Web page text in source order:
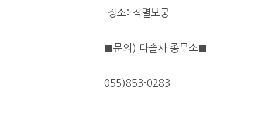
-장소: 적멸보궁
■문의) 다솔사 종무소■
055)853-0283